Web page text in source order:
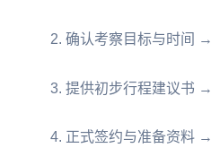
2. 确认考察目标与时间 →
3. 提供初步行程建议书 →
4. 正式签约与准备资料 →